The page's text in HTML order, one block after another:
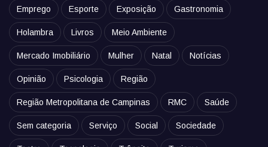
Emprego Esporte Exposição Gastronomia
Holambra Livros Meio Ambiente
Mercado Imobiliário Mulher Natal Notícias
Opinião Psicologia Região
Região Metropolitana de Campinas RMC Saúde
Sem categoria Serviço Social Sociedade